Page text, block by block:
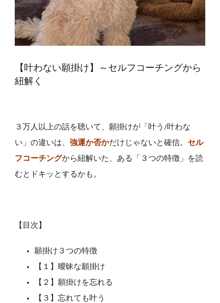
脳科学「自分のトリセツ」S-BRAIN
QA・体験談
プロフィール
予約【じぶん整うLab.】
【叶わない願掛け】～セルフコーチングから
紐解く
３万人以上の話を聴いて、願掛けが「叶う/叶わな
い」の違いは、 強運か否かだけじゃないと確信。 セル
フコーチングから紐解いた、ある「３つの特徴」を読
むとドキッとするかも。
【目次】
願掛け３つの特徴
【１】曖昧な願掛け
【２】願掛けを忘れる
【３】忘れても叶う